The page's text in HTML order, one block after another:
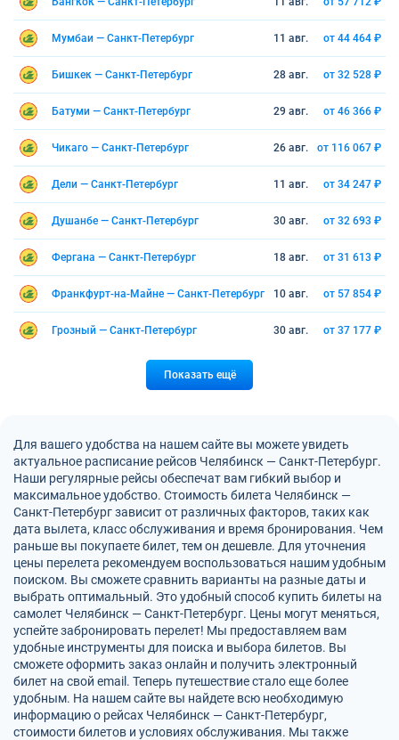
Мумбаи — Санкт-Петербург 11 авг. от 44 464 ₽
Бишкек — Санкт-Петербург 28 авг. от 32 528 ₽
Батуми — Санкт-Петербург 29 авг. от 46 366 ₽
Чикаго — Санкт-Петербург 26 авг. от 116 067 ₽
Дели — Санкт-Петербург 11 авг. от 34 247 ₽
Душанбе — Санкт-Петербург 30 авг. от 32 693 ₽
Фергана — Санкт-Петербург 18 авг. от 31 613 ₽
Франкфурт-на-Майне — Санкт-Петербург 10 авг. от 57 854 ₽
Грозный — Санкт-Петербург 30 авг. от 37 177 ₽
Показать ещё
Для вашего удобства на нашем сайте вы можете увидеть
актуальное расписание рейсов Челябинск — Санкт-Петербург.
Наши регулярные рейсы обеспечат вам гибкий выбор и
максимальное удобство. Стоимость билета Челябинск —
Санкт-Петербург зависит от различных факторов, таких как
дата вылета, класс обслуживания и время бронирования. Чем
раньше вы покупаете билет, тем он дешевле. Для уточнения
цены перелета рекомендуем воспользоваться нашим удобным
поиском. Вы сможете сравнить варианты на разные даты и
выбрать оптимальный. Это удобный способ купить билеты на
самолет Челябинск — Санкт-Петербург. Цены могут меняться,
успейте забронировать перелет! Мы предоставляем вам
удобные инструменты для поиска и выбора билетов. Вы
сможете оформить заказ онлайн и получить электронный
билет на свой email. Теперь путешествие стало еще более
удобным. На нашем сайте вы найдете всю необходимую
информацию о рейсах Челябинск — Санкт-Петербург,
стоимости билетов и условиях обслуживания. Мы также